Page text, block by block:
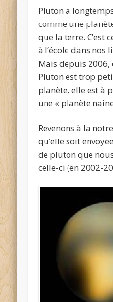
Pluton a
comme une
que la terre. C’est
à l’école dans nos
Mais depuis 2006,
Pluton est trop
planète, elle est à
une « planète
Revenons à la
qu’elle soit
de pluton que
celle-ci (en 2002-